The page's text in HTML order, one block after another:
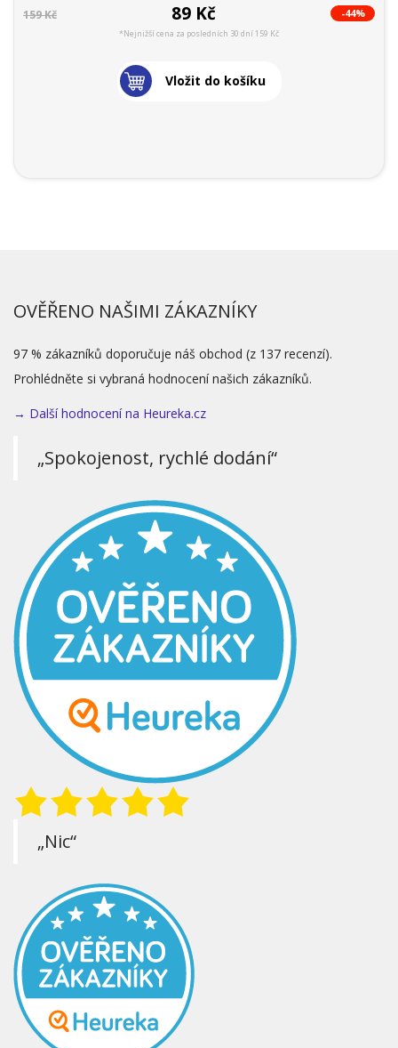
159 Kč 89 Kč -44%
*Nejnižší cena za posledních 30 dní 159 Kč
Vložit do košíku
OVĚŘENO NAŠIMI ZÁKAZNÍKY
97 % zákazníků doporučuje náš obchod (z 137 recenzí).
Prohlédněte si vybraná hodnocení našich zákazníků.
→ Další hodnocení na Heureka.cz
„Spokojenost, rychlé dodání“
„Nic“